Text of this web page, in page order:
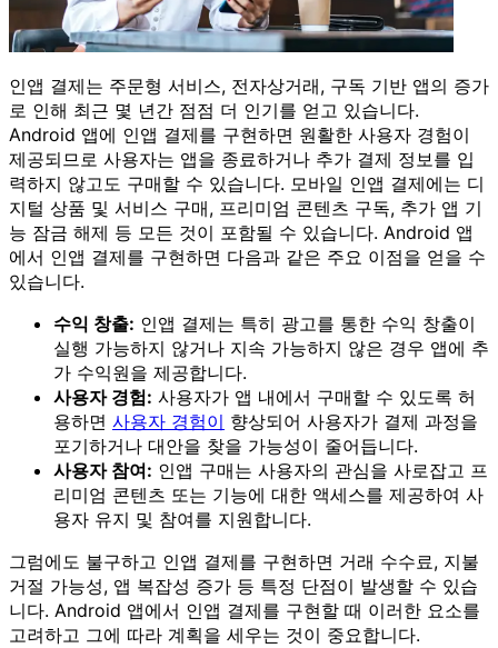
인앱 결제는 주문형 서비스, 전자상거래, 구독 기반 앱의 증가
로 인해 최근 몇 년간 점점 더 인기를 얻고 있습니다.
Android 앱에 인앱 결제를 구현하면 원활한 사용자 경험이
제공되므로 사용자는 앱을 종료하거나 추가 결제 정보를 입
력하지 않고도 구매할 수 있습니다. 모바일 인앱 결제에는 디
지털 상품 및 서비스 구매, 프리미엄 콘텐츠 구독, 추가 앱 기
능 잠금 해제 등 모든 것이 포함될 수 있습니다. Android 앱
에서 인앱 결제를 구현하면 다음과 같은 주요 이점을 얻을 수
있습니다.
수익 창출: 인앱 결제는 특히 광고를 통한 수익 창출이
실행 가능하지 않거나 지속 가능하지 않은 경우 앱에 추
가 수익원을 제공합니다.
사용자 경험: 사용자가 앱 내에서 구매할 수 있도록 허
용하면 사용자 경험이 향상되어 사용자가 결제 과정을
포기하거나 대안을 찾을 가능성이 줄어듭니다.
사용자 참여: 인앱 구매는 사용자의 관심을 사로잡고 프
리미엄 콘텐츠 또는 기능에 대한 액세스를 제공하여 사
용자 유지 및 참여를 지원합니다.
그럼에도 불구하고 인앱 결제를 구현하면 거래 수수료, 지불
거절 가능성, 앱 복잡성 증가 등 특정 단점이 발생할 수 있습
니다. Android 앱에서 인앱 결제를 구현할 때 이러한 요소를
고려하고 그에 따라 계획을 세우는 것이 중요합니다.